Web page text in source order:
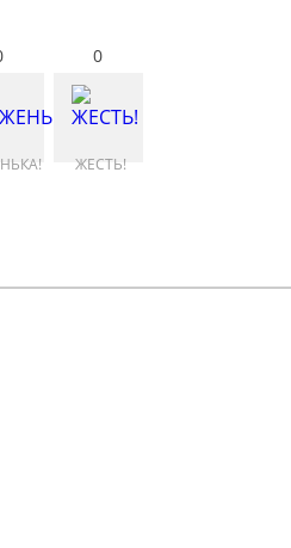
0
ЖЕСТЬ!